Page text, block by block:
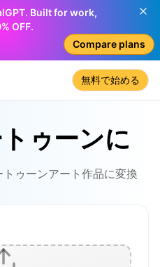
Built for work,
OFF.
Compare plans
無料で始める
ゥーンに
ゥーンアート作品に変換